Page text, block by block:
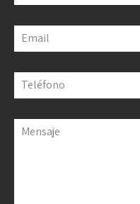
Email
Teléfono
Mensaje